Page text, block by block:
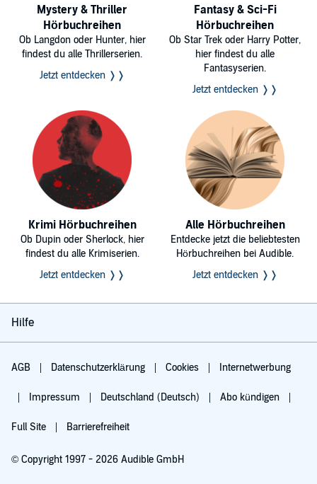
Mystery & Thriller
Hörbuchreihen
Ob Langdon oder Hunter, hier
findest du alle Thrillerserien.
Jetzt entdecken ❭❭
Fantasy & Sci-Fi
Hörbuchreihen
Ob Star Trek oder Harry Potter,
hier findest du alle
Fantasyserien.
Jetzt entdecken ❭❭
Krimi Hörbuchreihen
Ob Dupin oder Sherlock, hier
findest du alle Krimiserien.
Jetzt entdecken ❭❭
Alle Hörbuchreihen
Entdecke jetzt die beliebtesten
Hörbuchreihen bei Audible.
Jetzt entdecken ❭❭
Hilfe
AGB Datenschutzerklärung Cookies Internetwerbung
Impressum Deutschland (Deutsch) Abo kündigen
Full Site Barrierefreiheit
© Copyright 1997 - 2026 Audible GmbH